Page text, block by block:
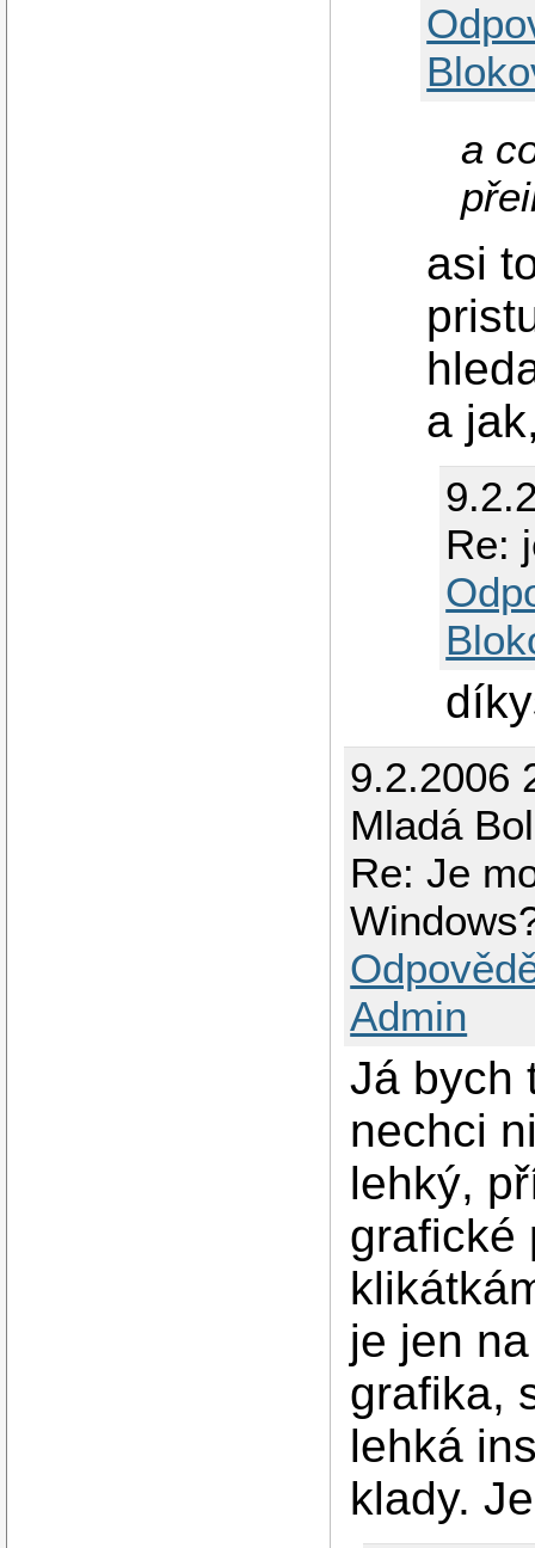
a
asi
a
Re:
9.2.2006
Mladá
Re: Je
Admin
Já bych
nechci
lehký,
grafické
je jen
grafika,
lehká
klady.